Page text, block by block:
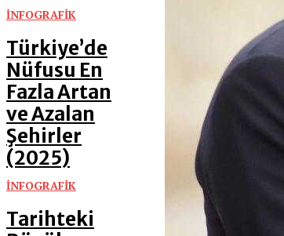
İNFOGRAFİK
Türkiye’de
Nüfusu En
Fazla Artan
ve Azalan
Şehirler
(2025)
İNFOGRAFİK
Tarihteki